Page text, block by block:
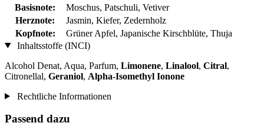
Basisnote:
Moschus, Patschuli, Vetiver
Herznote:
Jasmin, Kiefer, Zedernholz
Kopfnote:
Grüner Apfel, Japanische Kirschblüte, Thuja
Inhaltsstoffe (INCI)
Alcohol Denat, Aqua, Parfum, Limonene, Linalool, Citral,
Citronellal, Geraniol, Alpha-Isomethyl Ionone
Rechtliche Informationen
Passend dazu